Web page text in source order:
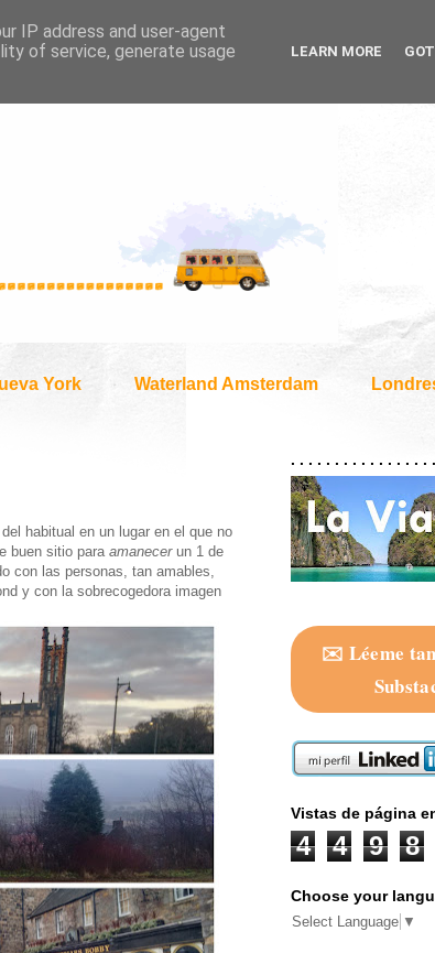
York Waterland Amsterdam
habitual en un lugar en el que no
buen sitio paraamanecer un 1 de
con las personas, tan amables,
y con la sobrecogedora imagen
. . . . . . . . . . . . . . . .
✉️ Léeme
Vistas de página
4 4 9 8
Choose your
Select Language ▼
IP address and user-agent
of service, generate usage
LEARN MORE